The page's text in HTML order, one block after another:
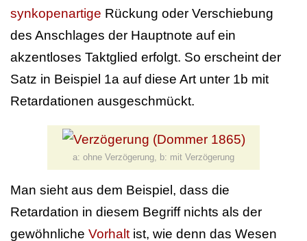
synkopenartige Rückung oder Verschiebung
des Anschlages der Hauptnote auf ein
akzentloses Taktglied erfolgt. So erscheint der
Satz in Beispiel 1a auf diese Art unter 1b mit
Retardationen ausgeschmückt.
a: ohne Verzögerung, b: mit Verzögerung
Man sieht aus dem Beispiel, dass die
Retardation in diesem Begriff nichts als der
gewöhnliche Vorhaltist, wie denn das Wesen